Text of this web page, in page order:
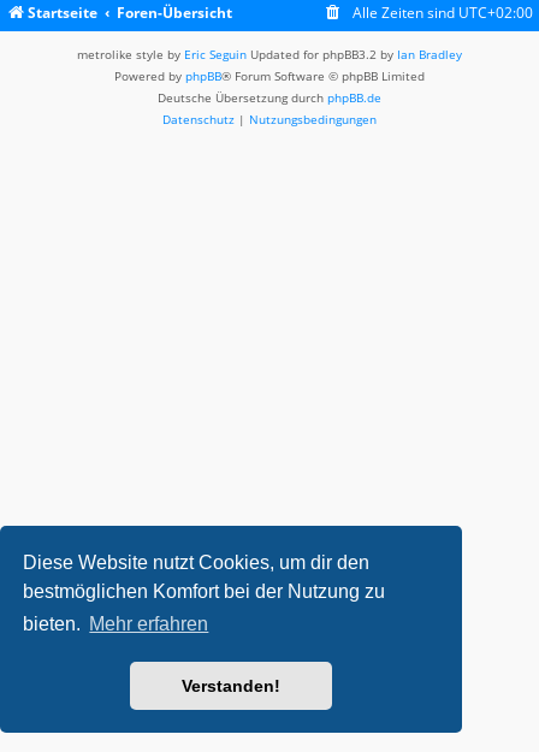
Diese Website nutzt Cookies, um dir den
bestmöglichen Komfort bei der Nutzung zu
bieten. Mehr erfahren
Verstanden!
Startseite Foren-Übersicht Alle Zeiten sind UTC+02:00
metrolike style by Eric Seguin Updated for phpBB3.2 by Ian Bradley
Powered by phpBB® Forum Software © phpBB Limited
Deutsche Übersetzung durch phpBB.de
Datenschutz | Nutzungsbedingungen